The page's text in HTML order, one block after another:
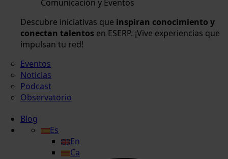
Comunicación y Eventos
Descubre iniciativas que inspiran conocimiento y
conectan talentos en ESERP. ¡Vive experiencias que
impulsan tu red!
Eventos
Noticias
Podcast
Observatorio
Blog
Es
En
Ca